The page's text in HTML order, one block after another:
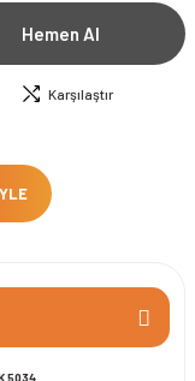
Hemen Al
Karşılaştır
5034